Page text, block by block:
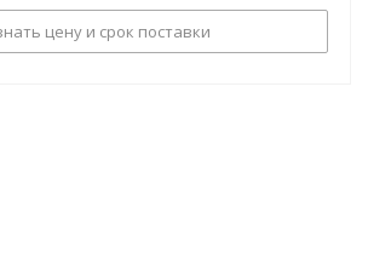
цену и срок поставки